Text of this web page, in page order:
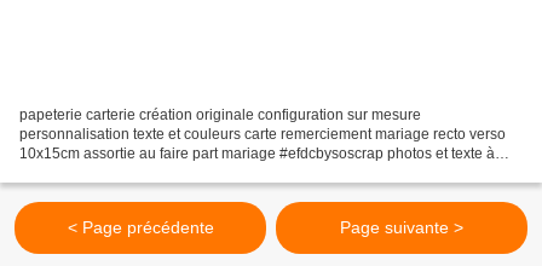
papeterie carterie création originale configuration sur mesure
personnalisation texte et couleurs carte remerciement mariage recto verso
10x15cm assortie au faire part mariage #efdcbysoscrap photos et texte à
< Page précédente Page suivante >